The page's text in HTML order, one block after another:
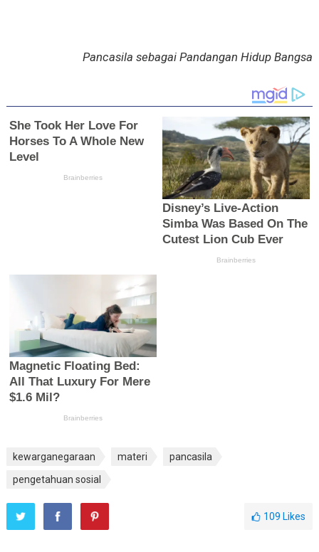
Pancasila sebagai Pandangan Hidup Bangsa
kewarganegaraan materi
pancasila
pengetahuan sosial
109 Likes